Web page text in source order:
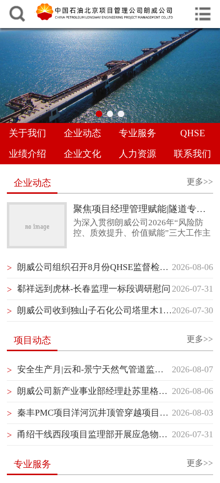
中文 English
网站首页
关于我们
企业动态
专业服务
业绩介绍
企业文化
人力资源
关于我们 企业动态 专业服务
QHSE
业绩介绍
企业文化 人力资源 联系我们
更多>>
企业动态
聚焦项目经理管理赋能|隧道专项管理经验交流，共促地下工程管理提升
为深入贯彻朗威公司2026年“风险防
控、质效提升、价值赋能”三大工作主
焦项目经理管理赋能”“聚焦最后一公
里落地执行”“聚焦横向纵向信息沟
通”为抓手，坚持问题导向，持续推动
项目管理重塑与履职能力提升。继5月
10日首次跨事业部项目管理经验交流
后，7月30日，项目管理部（质量健康
2026-08-06
> 朗威公司组织召开8月份QHSE监督检查启动会
2026-07-31
> 郗祥远到虎林-长春监理一标段调研慰问
2026-07-30
> 朗威公司收到独山子石化公司塔里木120万吨/年二期乙烯项目开工试车指挥部感谢信
更多>>
项目动态
2026-08-07
> 安全生产月|云和-景宁天然气管道监理部组织开展生产安全应急处置演练
2026-08-06
> 朗威公司新产业事业部经理赴苏里格气田项目群开展QHSE专项督查并慰问一线员工
2026-08-03
> 秦丰PMC项目洋河沉井顶管穿越项目顺利开顶
2026-07-31
> 甬绍干线西段项目监理部开展应急物资专项检查
更多>>
专业服务